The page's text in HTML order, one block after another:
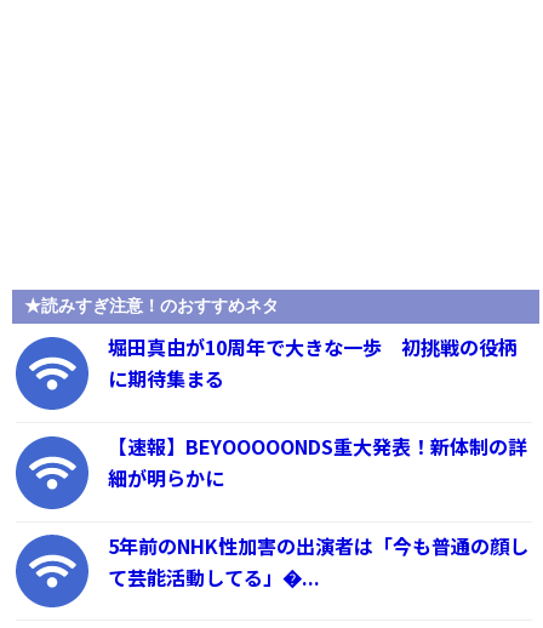
★読みすぎ注意！のおすすめネタ
堀田真由が10周年で大きな一歩 初挑戦の役柄
に期待集まる
【速報】BEYOOOOONDS重大発表！新体制の詳
細が明らかに
5年前のNHK性加害の出演者は「今も普通の顔し
て芸能活動してる」�...